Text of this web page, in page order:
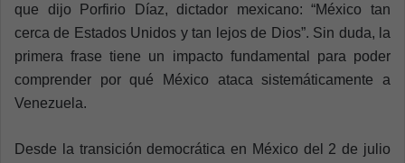
que dijo Porfirio Díaz, dictador mexicano: “México tan
cerca de Estados Unidos y tan lejos de Dios”. Sin duda, la
primera frase tiene un impacto fundamental para poder
comprender por qué México ataca sistemáticamente a
Venezuela.
Desde la transición democrática en México del 2 de julio